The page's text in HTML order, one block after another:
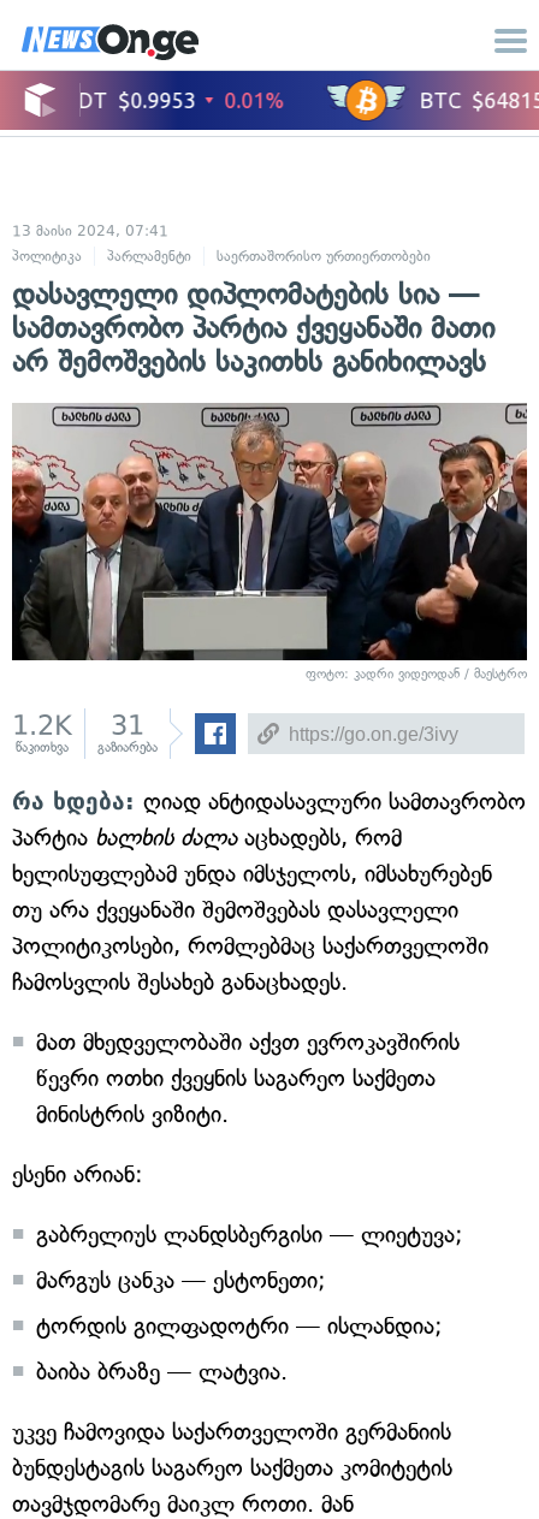
13 მაისი 2024, 07:41
პოლიტიკა
პარლამენტი საერთაშორისო ურთიერთობები
დასავლელი დიპლომატების სია —
სამთავრობო პარტია ქვეყანაში მათი
არ შემოშვების საკითხს განიხილავს
ფოტო: კადრი ვიდეოდან / მაესტრო
1.2K
წაკითხვა
31
გაზიარება
რა ხდება: ღიად ანტიდასავლური სამთავრობო
პარტია ხალხის ძალა აცხადებს, რომ
ხელისუფლებამ უნდა იმსჯელოს, იმსახურებენ
თუ არა ქვეყანაში შემოშვებას დასავლელი
პოლიტიკოსები, რომლებმაც საქართველოში
ჩამოსვლის შესახებ განაცხადეს.
მათ მხედველობაში აქვთ ევროკავშირის
წევრი ოთხი ქვეყნის საგარეო საქმეთა
მინისტრის ვიზიტი.
ესენი არიან:
გაბრელიუს ლანდსბერგისი — ლიეტუვა;
მარგუს ცანკა — ესტონეთი;
ტორდის გილფადოტრი — ისლანდია;
ბაიბა ბრაზე — ლატვია.
უკვე ჩამოვიდა საქართველოში გერმანიის
ბუნდესტაგის საგარეო საქმეთა კომიტეტის
თავმჯდომარე მაიკლ როთი. მან